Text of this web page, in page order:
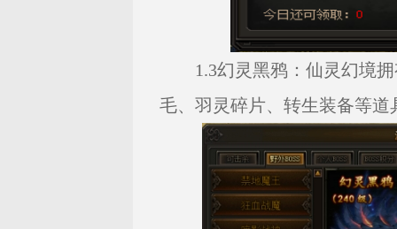
1.3幻灵黑鸦：仙灵幻境
毛、羽灵碎片、转生装备等道